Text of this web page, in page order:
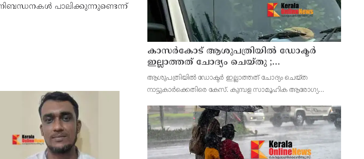
പാലിക്കുന്നുണ്ടെന്ന്
കാസർകോട് ആശുപത്രിയിൽ ഡോക്ടർ
ഇല്ലാത്തത് ചോദ്യം ചെയ്തു ;
നാട്ടുകാർക്കെതിരെ കേസെടുത്ത് പൊലീസ്
ആശുപത്രിയിൽ ഡോക്ടർ ഇല്ലാത്തത് ചോദ്യം ചെയ്ത
നാട്ടുകാർക്കെതിരെ കേസ്. കുമ്പള സാമൂഹിക ആരോഗ്യ
ഡോക്ടർമാർ ഇല്ലാത്തതായിരുന്നു നാട്ടുകാരുടെ
പ്രതിഷേധത്തിന് കാ